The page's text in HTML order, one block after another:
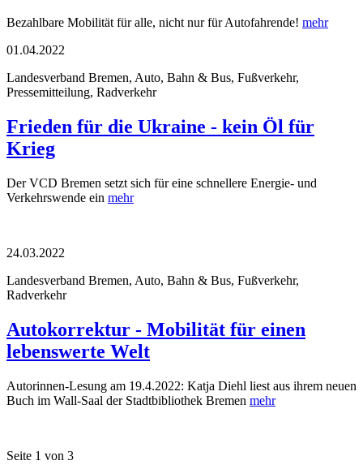
Bezahlbare Mobilität für alle, nicht nur für Autofahrende! mehr
01.04.2022
Landesverband Bremen, Auto, Bahn & Bus, Fußverkehr,
Pressemitteilung, Radverkehr
Frieden für die Ukraine - kein Öl für
Krieg
Der VCD Bremen setzt sich für eine schnellere Energie- und
Verkehrswende ein mehr
24.03.2022
Landesverband Bremen, Auto, Bahn & Bus, Fußverkehr,
Radverkehr
Autokorrektur - Mobilität für einen
lebenswerte Welt
Autorinnen-Lesung am 19.4.2022: Katja Diehl liest aus ihrem neuen
Buch im Wall-Saal der Stadtbibliothek Bremen mehr
Seite 1 von 3